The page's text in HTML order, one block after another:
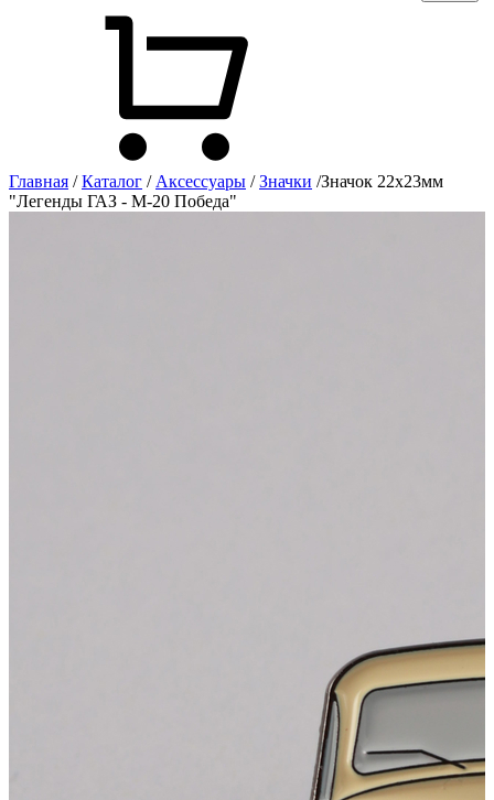
Главная / Каталог / Аксессуары / Значки /Значок 22х23мм
"Легенды ГАЗ - М-20 Победа"